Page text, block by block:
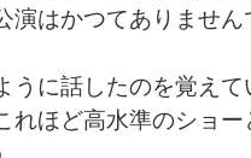
はかつてありません
に話したのを覚えて
ほど高水準のショー